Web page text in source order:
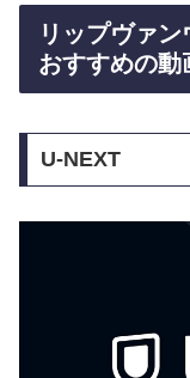
リップヴァ
おすすめの動
U-NEXT